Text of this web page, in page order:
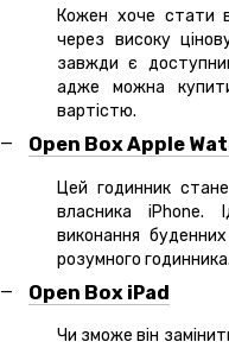
Кожен хоче стати
через високу
завжди є
адже можна
вартістю.
Open Box Apple
Цей годинник
власника iPhone.
виконання
розумного годинника.
Open Box iPad
Чи зможе він